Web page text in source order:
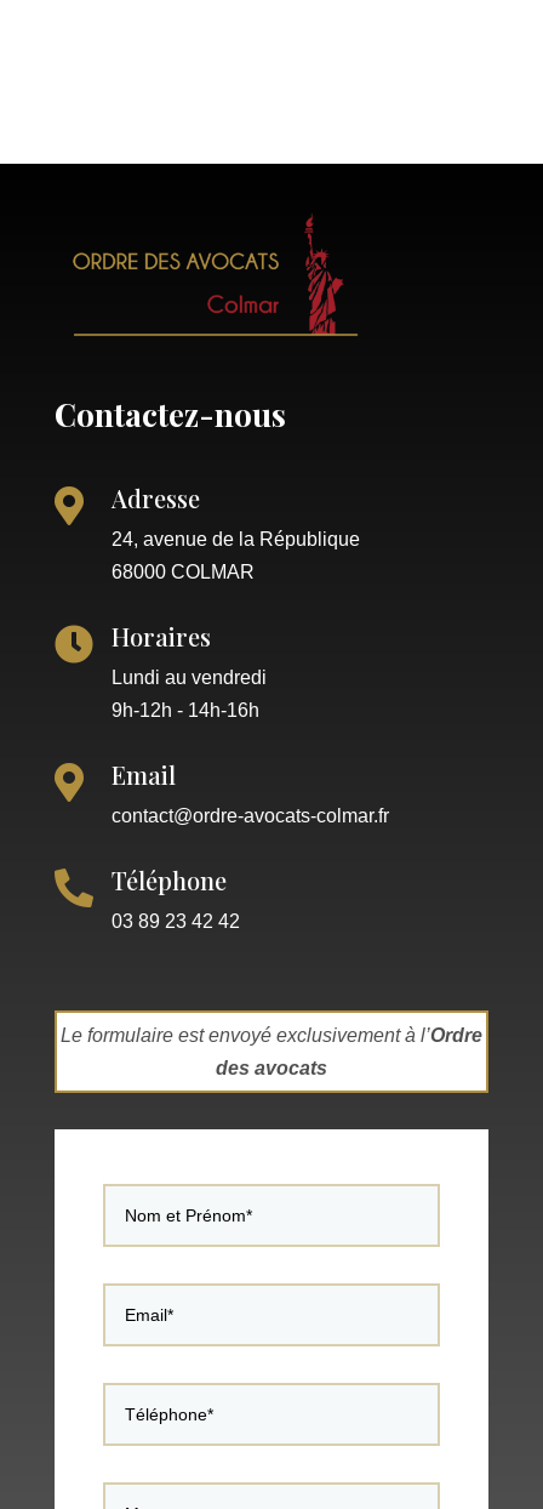
Contactez-nous
 Adresse
24, avenue de la République
68000 COLMAR
 Horaires
Lundi au vendredi
9h-12h - 14h-16h
 Email
contact@ordre-avocats-colmar.fr
 Téléphone
03 89 23 42 42
Le formulaire est envoyé exclusivement à l’Ordre
des avocats